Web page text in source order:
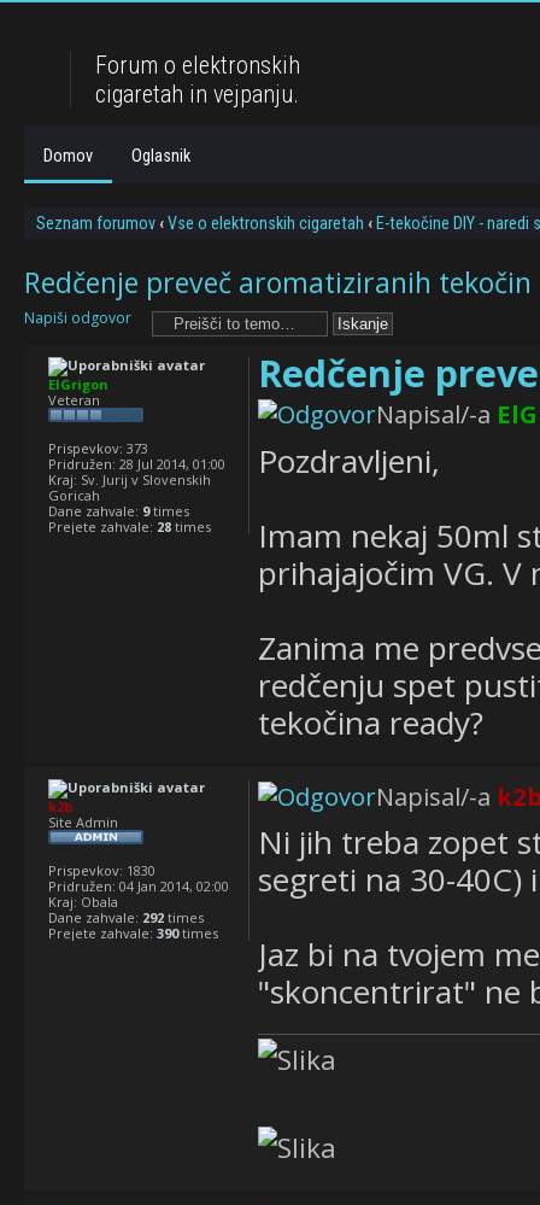
Forum o elektronskih
cigaretah in vejpanju.
Domov Oglasnik
Seznam forumov ‹Vse o elektronskih cigaretah ‹ E-tekočine DIY - naredi
Redčenje preveč aromatiziranih tekočin
Napiši odgovor
Redčenje
Napisal/-a
Pozdravljeni,
Imam nekaj 50ml
prihajajočim VG. V
Zanima me
redčenju spet
tekočina ready?
ElGrigon
Veteran
Prispevkov: 373
Pridružen: 28 Jul 2014, 01:00
Kraj: Sv. Jurij v Slovenskih
Goricah
Dane zahvale: 9times
Prejete zahvale: 28 times
Napisal/-a
Ni jih treba zopet
segreti na 30-
Jaz bi na tvojem
"skoncentrirat" ne
k2b
Site Admin
Prispevkov: 1830
Pridružen: 04 Jan 2014, 02:00
Kraj: Obala
Dane zahvale: 292 times
Prejete zahvale: 390times